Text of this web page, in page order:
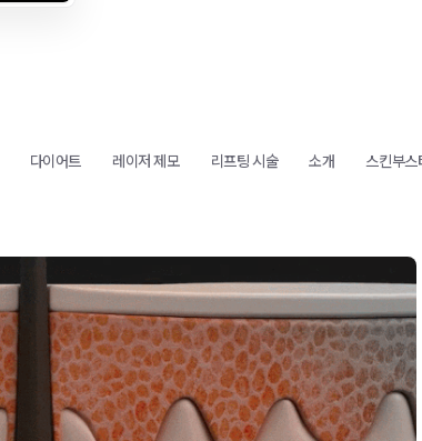
다이어트 레이저 제모 리프팅 시술 소개 스킨부스